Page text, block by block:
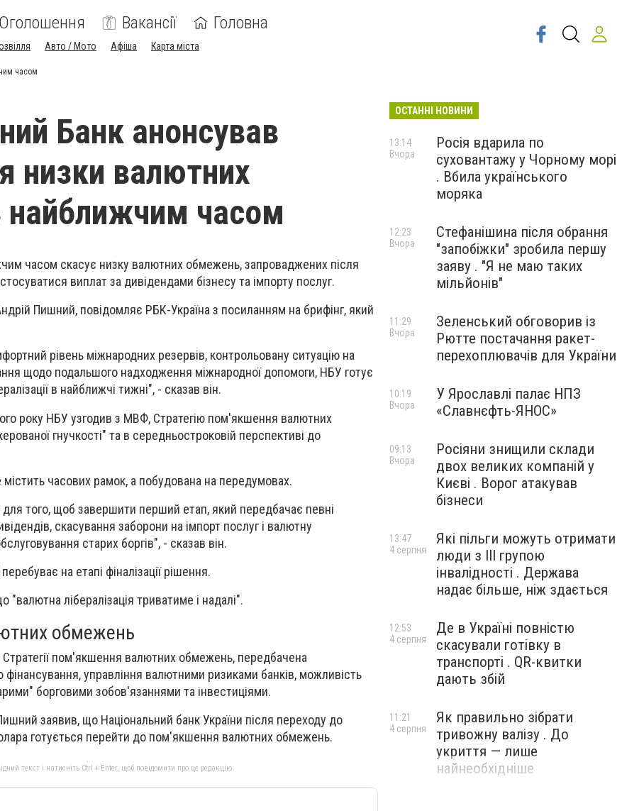
Оголошення Вакансії Головна
Авто / Мото Афіша Карта міста
часом
Банк анонсував
низки валютних
часом
часом скасує низку валютних обмежень, запроваджених після
виплат за дивідендами бізнесу та імпорту послуг.
Пишний, повідомляє РБК-Україна з посиланням на брифінг, який
рівень міжнародних резервів, контрольовану ситуацію на
щодо подальшого надходження міжнародної допомоги, НБУ готує
в найближчі тижні", - сказав він.
року НБУ узгодив з МВФ, Стратегію пом'якшення валютних
гнучкості" та в середньостроковій перспективі до
містить часових рамок, а побудована на передумовах.
того, щоб завершити перший етап, який передбачає певні
скасування заборони на імпорт послуг і валютну
старих боргів", - сказав він.
на етапі фіналізації рішення.
лібералізація триватиме і надалі".
обмежень
Стратегії пом'якшення валютних обмежень, передбачена
фінансування, управління валютними ризиками банків, можливість
борговими зобов'язаннями та інвестиціями.
заявив, що Національний банк України після переходу до
готується перейти до пом'якшення валютних обмежень.
текст і натисніть Ctrl + Enter, щоб повідомити про це редакцію
ОСТАННІ НОВИНИ
Росія вдарила по
суховантажу у Чорному морі
. Вбила українського
моряка
13:14
Вчора
Стефанішина після обрання
"запобіжки" зробила першу
заяву . "Я не маю таких
мільйонів"
12:23
Вчора
Зеленський обговорив із
Рютте постачання ракет-
перехоплювачів для України
11:29
Вчора
У Ярославлі палає НПЗ
«Славнєфть-ЯНОС»
10:19
Вчора
Росіяни знищили склади
двох великих компаній у
Києві . Ворог атакував
бізнеси
09:13
Вчора
Які пільги можуть отримати
люди з III групою
інвалідності . Держава
надає більше, ніж здається
13:47
4 серпня
Де в Україні повністю
скасували готівку в
транспорті . QR-квитки
дають збій
12:53
4 серпня
Як правильно зібрати
тривожну валізу . До
укриття — лише
найнеобхідніше
11:21
4 серпня